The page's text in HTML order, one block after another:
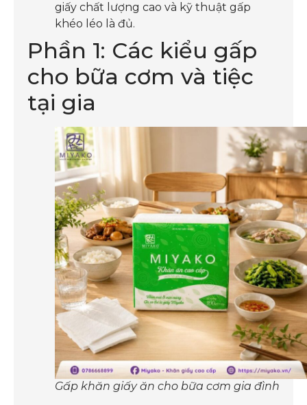
giấy chất lượng cao và kỹ thuật gấp
khéo léo là đủ.
Phần 1: Các kiểu gấp
cho bữa cơm và tiệc
tại gia
Gấp khăn giấy ăn cho bữa cơm gia đình